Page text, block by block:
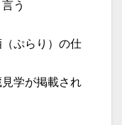
う
ぷらり）の仕
学が掲載され